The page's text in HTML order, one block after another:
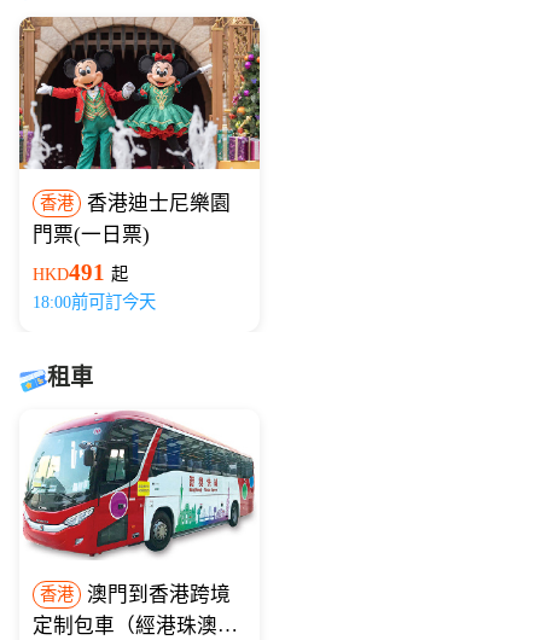
香港
香港迪士尼樂園
門票(一日票)
HKD491 起
18:00前可訂今天
租車
香港
澳門到香港跨境
定制包車（經港珠澳大